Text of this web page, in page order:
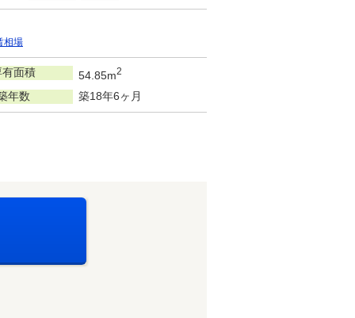
相場
有面積 54.85m2
年数 築18年6ヶ月